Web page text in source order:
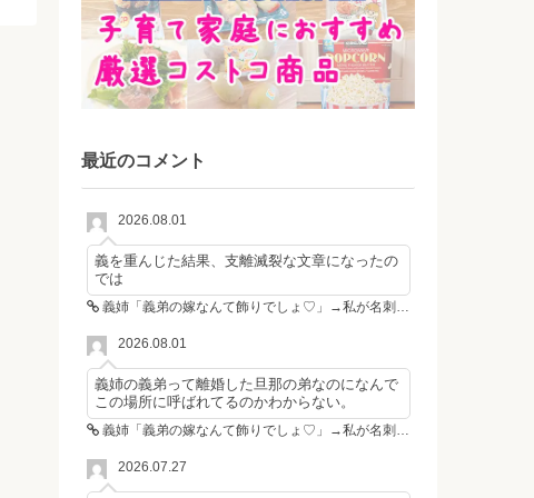
最近のコメント
2026.08.01
義を重んじた結果、支離滅裂な文章になったの
では
義姉「義弟の嫁なんて飾りでしょ♡」→私が名刺を置いた瞬間、不倫相手が青ざめた
2026.08.01
義姉の義弟って離婚した旦那の弟なのになんで
この場所に呼ばれてるのかわからない。
義姉「義弟の嫁なんて飾りでしょ♡」→私が名刺を置いた瞬間、不倫相手が青ざめた
2026.07.27